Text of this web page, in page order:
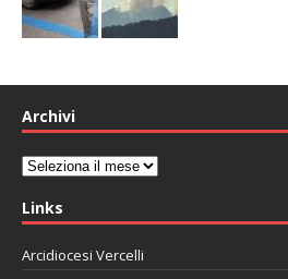
Archivi
Archivi
Links
Arcidiocesi Vercelli